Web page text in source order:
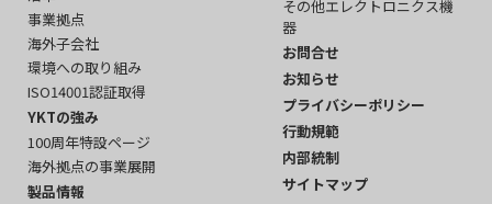
事業拠点
海外子会社
環境への取り組み
ISO14001認証取得
YKTの強み
100周年特設ページ
海外拠点の事業展開
製品情報
その他エレクトロニクス機
器
お問合せ
お知らせ
プライバシーポリシー
行動規範
内部統制
サイトマップ